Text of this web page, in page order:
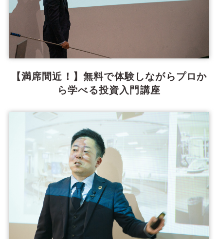
【満席間近！】無料で体験しながらプロか
ら学べる投資入門講座